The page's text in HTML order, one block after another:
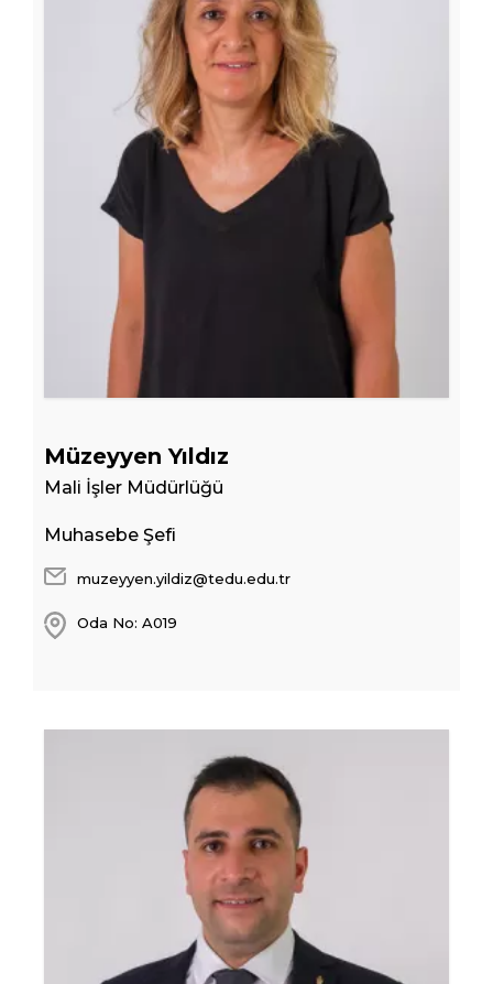
Müzeyyen Yıldız
Mali İşler Müdürlüğü
Muhasebe Şefi
muzeyyen.yildiz@tedu.edu.tr
Oda No: A019